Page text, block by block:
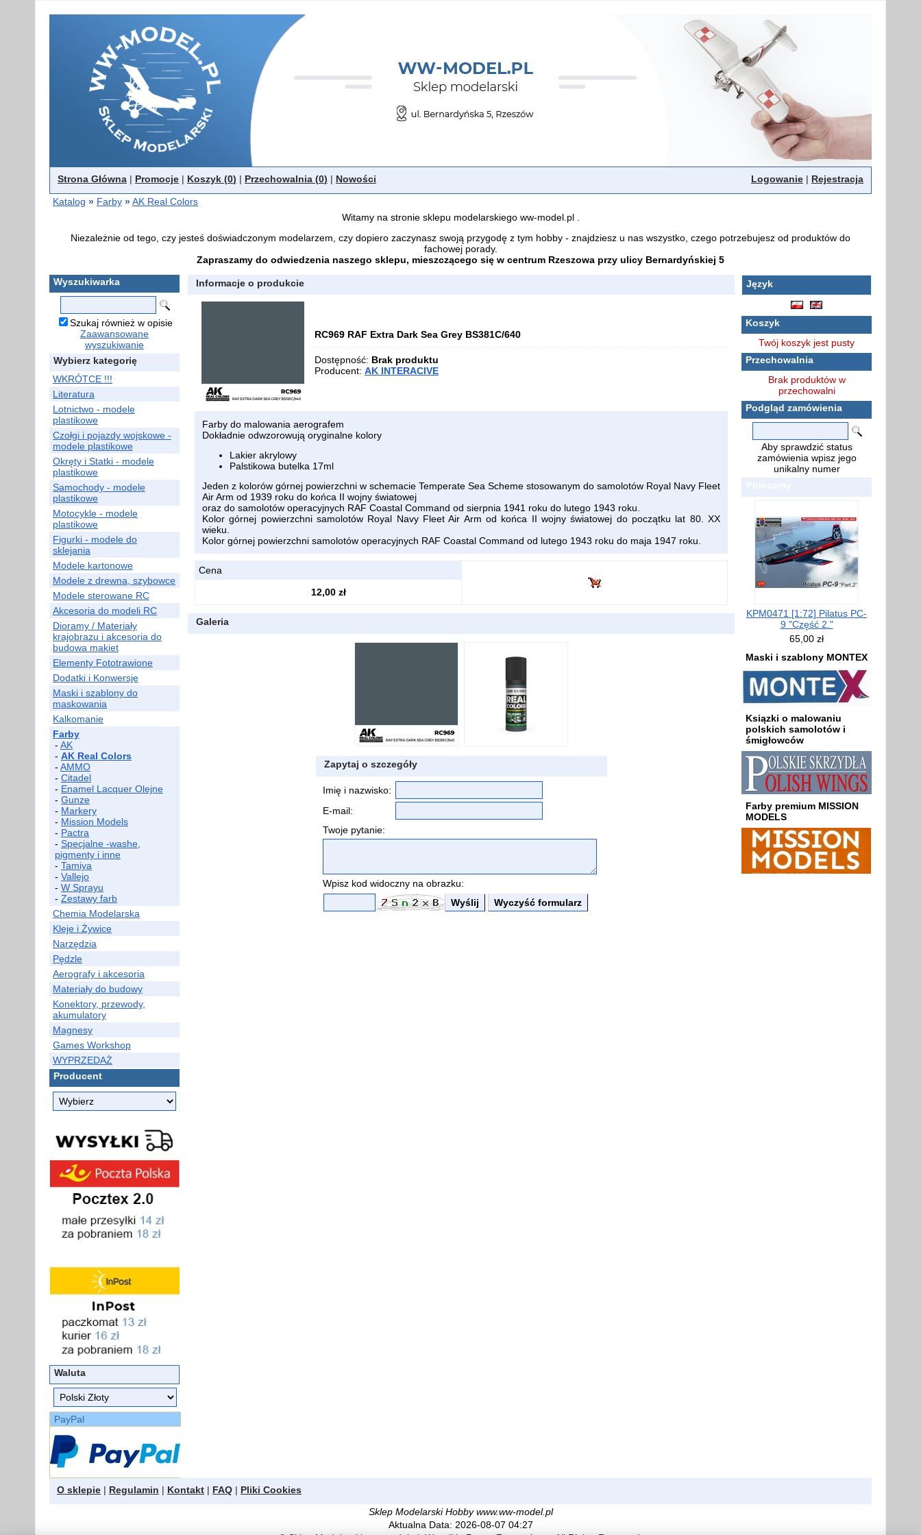
Strona Główna | Promocje | Koszyk (0) | Przechowalnia (0) | Nowości Logowanie | Rejestracja
Katalog » Farby »AK Real Colors
Witamy na stronie sklepu modelarskiego ww-model.pl .
Niezależnie od tego, czy jesteś doświadczonym modelarzem, czy dopiero zaczynasz swoją przygodę z tym hobby - znajdziesz u nas wszystko, czego potrzebujesz od produktów do
fachowej porady.
Zapraszamy do odwiedzenia naszego sklepu, mieszczącego się w centrum Rzeszowa przy ulicy Bernardyńskiej 5
Wyszukiwarka
Szukaj również w opisie
Zaawansowane
wyszukiwanie
Wybierz kategorię
WKRÓTCE !!!
Literatura
Lotnictwo - modele
plastikowe
Czołgi i pojazdy wojskowe -
modele plastikowe
Okręty i Statki - modele
plastikowe
Samochody - modele
plastikowe
Motocykle - modele
plastikowe
Figurki - modele do
sklejania
Modele kartonowe
Modele z drewna, szybowce
Modele sterowane RC
Akcesoria do modeli RC
Dioramy / Materiały
krajobrazu i akcesoria do
budowa makiet
Elementy Fototrawione
Dodatki i Konwersje
Maski i szablony do
maskowania
Kalkomanie
Farby
- AK
- AK Real Colors
- AMMO
- Citadel
- Enamel Lacquer Olejne
- Gunze
- Markery
- Mission Models
- Pactra
- Specjalne -washe,
pigmenty i inne
- Tamiya
- Vallejo
- W Sprayu
- Zestawy farb
Chemia Modelarska
Kleje i Żywice
Narzędzia
Pędzle
Aerografy i akcesoria
Materiały do budowy
Konektory, przewody,
akumulatory
Magnesy
Games Workshop
WYPRZEDAŻ
Producent
Waluta
PayPal
Informacje o produkcie
RC969 RAF Extra Dark Sea Grey BS381C/640
Dostępność: Brak produktu
Producent: AK INTERACIVE
Farby do malowania aerografem
Dokładnie odwzorowują oryginalne kolory
Lakier akrylowy
Palstikowa butelka 17ml
Jeden z kolorów górnej powierzchni w schemacie Temperate Sea Scheme stosowanym do samolotów Royal Navy Fleet
Air Arm od 1939 roku do końca II wojny światowej
oraz do samolotów operacyjnych RAF Coastal Command od sierpnia 1941 roku do lutego 1943 roku.
Kolor górnej powierzchni samolotów Royal Navy Fleet Air Arm od końca II wojny światowej do początku lat 80. XX
wieku.
Kolor górnej powierzchni samolotów operacyjnych RAF Coastal Command od lutego 1943 roku do maja 1947 roku.
Cena
12,00 zł
Galeria
Zapytaj o szczegóły
Imię i nazwisko:
E-mail:
Twoje pytanie:
Wpisz kod widoczny na obrazku:
Język
Koszyk
Twój koszyk jest pusty
Przechowalnia
Brak produktów w
przechowalni
Podgląd zamówienia
Aby sprawdzić status
zamówienia wpisz jego
unikalny numer
KPM0471 [1:72] Pilatus PC-
9 "Część 2."
65,00 zł
Maski i szablony MONTEX
Ksiązki o malowaniu
polskich samolotów i
śmigłowców
Farby premium MISSION
MODELS
O sklepie | Regulamin | Kontakt | FAQ | Pliki Cookies
Sklep Modelarski Hobby www.ww-model.pl
Aktualna Data: 2026-08-07 04:27